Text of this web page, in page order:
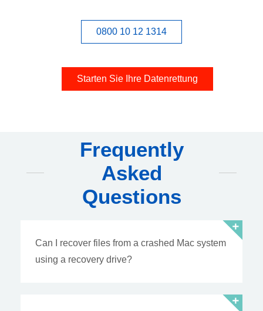
0800 10 12 1314
Starten Sie Ihre Datenrettung
Frequently
Asked
Questions
Can I recover files from a crashed Mac system
using a recovery drive?